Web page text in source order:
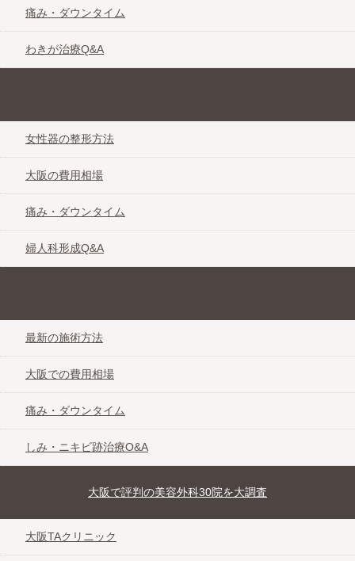
痛み・ダウンタイム
わきが治療Q&A
女性器の整形方法
大阪の費用相場
痛み・ダウンタイム
婦人科形成Q&A
最新の施術方法
大阪での費用相場
痛み・ダウンタイム
しみ・ニキビ跡治療O&A
大阪で評判の美容外科30院を大調査
大阪TAクリニック